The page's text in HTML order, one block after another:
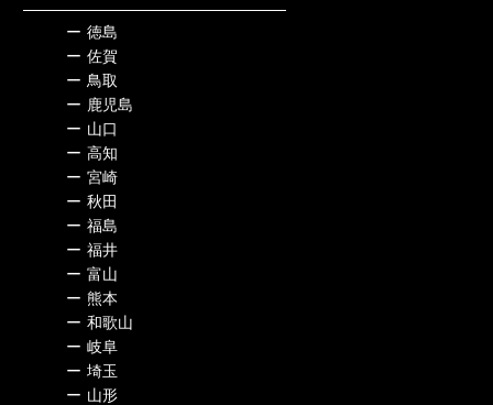
ー 徳島
ー 佐賀
ー 鳥取
ー 鹿児島
ー 山口
ー 高知
ー 宮崎
ー 秋田
ー 福島
ー 福井
ー 富山
ー 熊本
ー 和歌山
ー 岐阜
ー 埼玉
ー 山形